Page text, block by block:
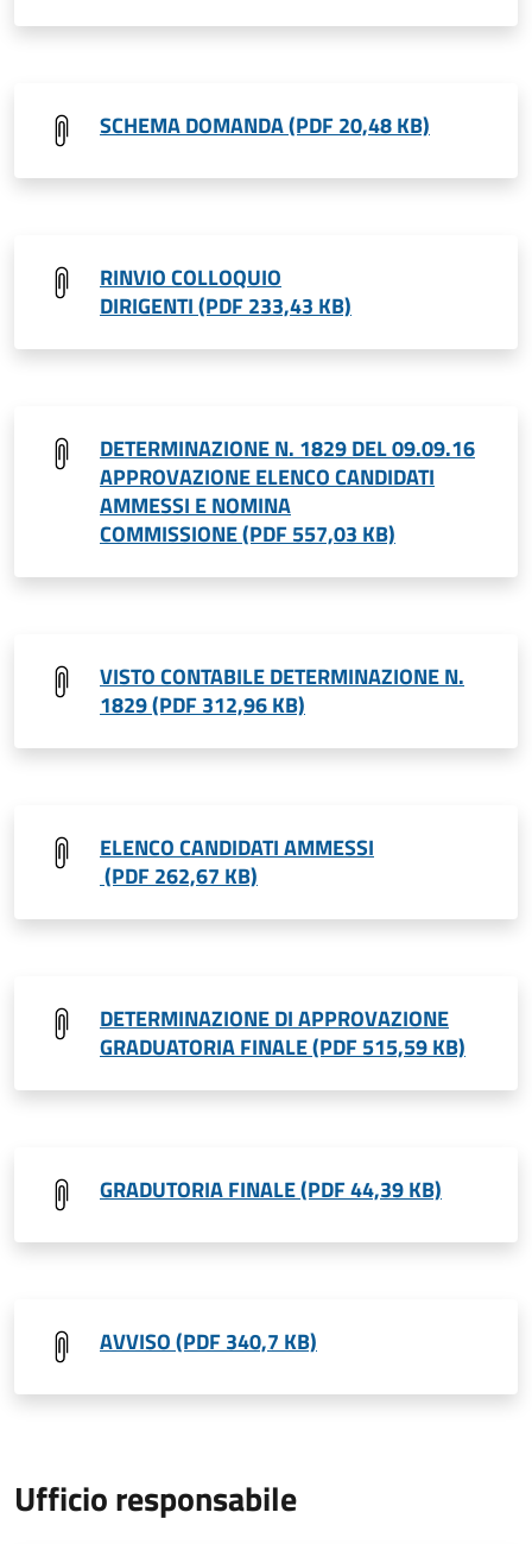
SCHEMA DOMANDA (PDF 20,48 KB)
RINVIO COLLOQUIO
DIRIGENTI (PDF 233,43 KB)
DETERMINAZIONE N. 1829 DEL 09.09.16
APPROVAZIONE ELENCO CANDIDATI
AMMESSI E NOMINA
COMMISSIONE (PDF 557,03 KB)
VISTO CONTABILE DETERMINAZIONE N.
1829 (PDF 312,96 KB)
ELENCO CANDIDATI AMMESSI
(PDF 262,67 KB)
DETERMINAZIONE DI APPROVAZIONE
GRADUATORIA FINALE (PDF 515,59 KB)
GRADUTORIA FINALE (PDF 44,39 KB)
AVVISO (PDF 340,7 KB)
Ufficio responsabile